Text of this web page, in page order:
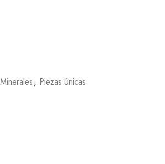
Minerales, Piezas únicas